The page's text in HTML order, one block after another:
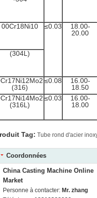
00Cr18Ni10 ≤0.03
18.00-
20.00
(304L)
(316)
≤0.08
16.00-
18.50
(316L)
≤0.03
16.00-
18.00
Tag: Tube rond d'acier
Coordonnées
China Casting Machine Online
Market
Personne à contacter: Mr. zhang